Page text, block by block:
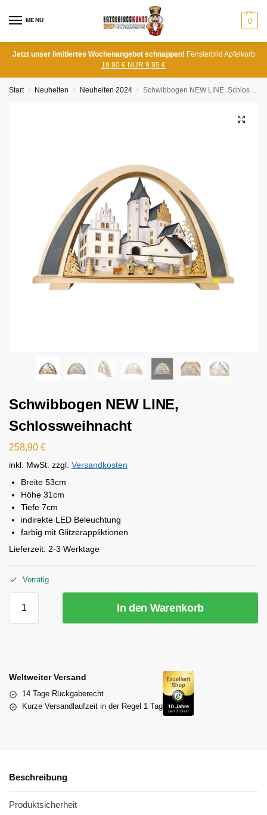
MENU 0
Jetzt unser limitiertes Wochenangebot schnappen! Fensterbild Apfelkorb
19,90 € NUR 9,95 €
Start / Neuheiten / Neuheiten 2024 / Schwibbogen NEW LINE, Schlossweihnacht
Schwibbogen NEW LINE,
Schlossweihnacht
258,90 €
inkl. MwSt. zzgl. Versandkosten
Breite 53cm
Höhe 31cm
Tiefe 7cm
indirekte LED Beleuchtung
farbig mit Glitzerappliktionen
Lieferzeit: 2-3 Werktage
Vorrätig
In den Warenkorb
Weltweiter Versand
14 Tage Rückgaberecht
Kurze Versandlaufzeit in der Regel 1 Tag
Beschreibung
Produktsicherheit